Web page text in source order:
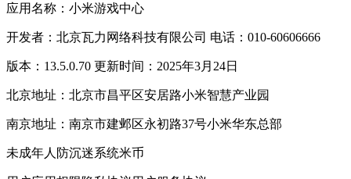
应用名称：小米游戏中心
开发者：北京瓦力网络科技有限公司 电话：010-60606666
版本：13.5.0.70 更新时间：2025年3月24日
北京地址：北京市昌平区安居路小米智慧产业园
南京地址：南京市建邺区永初路37号小米华东总部
未成年人防沉迷系统米币